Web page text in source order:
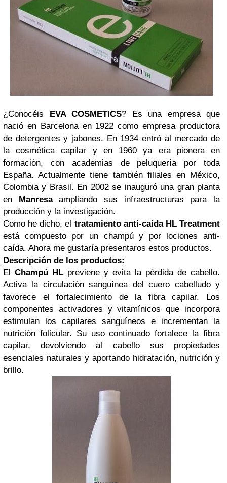
¿Conocéis EVA COSMETICS? Es una empresa que
nació en Barcelona en 1922 como empresa productora
de detergentes y jabones. En 1934 entró al mercado de
la cosmética capilar y en 1960 ya era pionera en
formación, con academias de peluquería por toda
España. Actualmente tiene también filiales en México,
Colombia y Brasil. En 2002 se inauguró una gran planta
en Manresaampliando sus infraestructuras para la
producción y la investigación.
Como he dicho, el tratamiento anti-caída HL Treatment
está compuesto por un champú y por lociones anti-
caída. Ahora me gustaría presentaros estos productos.
Descripción de los productos:
El Champú HL previene y evita la pérdida de cabello.
Activa la circulación sanguínea del cuero cabelludo y
favorece el fortalecimiento de la fibra capilar. Los
componentes activadores y vitamínicos que incorpora
estimulan los capilares sanguíneos e incrementan la
nutrición folicular. Su uso continuado fortalece la fibra
capilar, devolviendo al cabello sus propiedades
esenciales naturales y aportando hidratación, nutrición y
brillo.